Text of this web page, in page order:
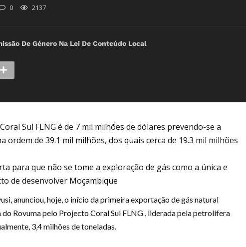
0 2137
De Género Na Lei De Conteúdo Local
Sul FLNG é de 7 mil milhões de dólares prevendo-se a
ordem de 39.1 mil milhões, dos quais cerca de 19.3 mil milhões
para que não se tome a exploração de gás como a única e
de desenvolver Moçambique
anunciou, hoje, o início da primeira exportação de gás natural
Rovuma pelo Projecto Coral Sul FLNG , liderada pela petrolífera
3,4 milhões de toneladas.